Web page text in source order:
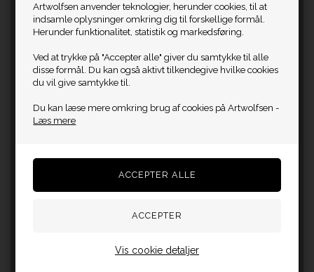
Artwolfsen anvender teknologier, herunder cookies, til at
indsamle oplysninger omkring dig til forskellige formål.
Herunder funktionalitet, statistik og markedsføring.
Ved at trykke på "Accepter alle" giver du samtykke til alle
disse formål. Du kan også aktivt tilkendegive hvilke cookies
du vil give samtykke til.
Du kan læse mere omkring brug af cookies på Artwolfsen -
Læs mere
Vis cookie detaljer